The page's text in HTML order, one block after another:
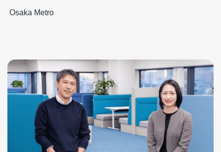
Osaka Metro